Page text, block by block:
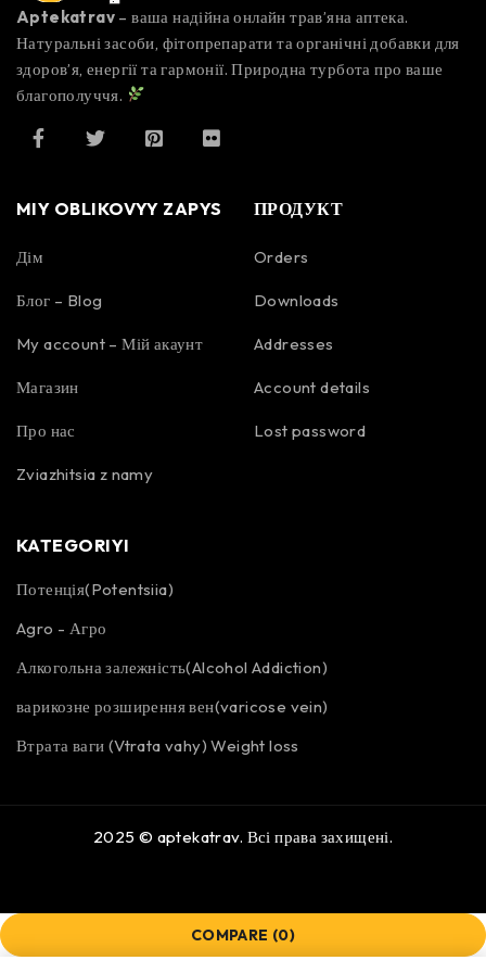
Aptekatrav – ваша надійна онлайн трав’яна аптека.
Натуральні засоби, фітопрепарати та органічні добавки для
здоров’я, енергії та гармонії. Природна турбота про ваше
благополуччя.
MIY OBLIKOVYY ZAPYS
Дім
Блог – Blog
My account – Мій акаунт
Магазин
Про нас
Zviazhitsia z namy
ПРОДУКТ
Orders
Downloads
Addresses
Account details
Lost password
KATEGORIYI
Потенція(Potentsiia)
Agro - Агро
Алкогольна залежність(Alcohol Addiction)
варикозне розширення вен(varicose vein)
Втрата ваги (Vtrata vahy) Weight loss
2025 © aptekatrav. Всі права захищені.
COMPARE (0)